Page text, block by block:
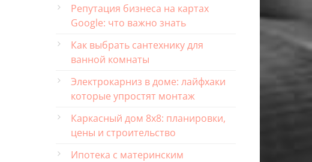
Репутация бизнеса на картах
Google: что важно знать
Как выбрать сантехнику для
ванной комнаты
Электрокарниз в доме: лайфхаки
которые упростят монтаж
Каркасный дом 8х8: планировки,
цены и строительство
Ипотека с материнским